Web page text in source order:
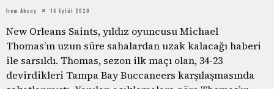
İrem Aksoy 16 Eylül 2020
New Orleans Saints, yıldız oyuncusu Michael
Thomas’ın uzun süre sahalardan uzak kalacağı haberi
ile sarsıldı. Thomas, sezon ilk maçı olan, 34-23
devirdikleri Tampa Bay Buccaneers karşılaşmasında